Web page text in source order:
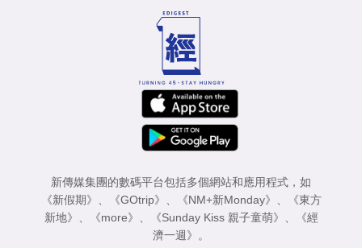
新傳媒集團的數碼平台包括多個網站和應用程式，如
《新假期》
《GOtrip》 《NM+新Monday》
《東方
新地》
《more》 《Sunday Kiss 親子童萌》
《經
濟一週》
。